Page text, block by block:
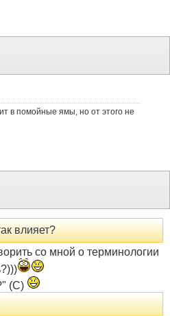
в помойные ямы, но от этого не
влияет?
со мной о терминологии
(С)